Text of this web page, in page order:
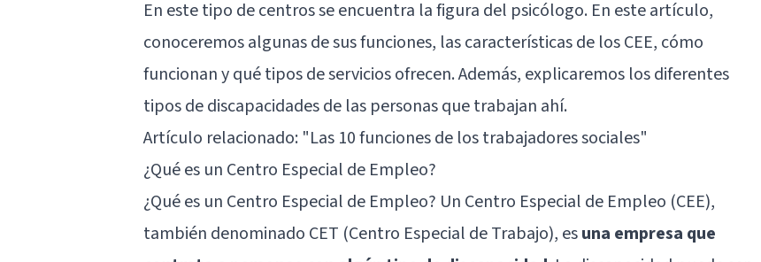
En este tipo de centros se encuentra la figura del psicólogo. En este artículo,
conoceremos algunas de sus funciones, las características de los CEE, cómo
funcionan y qué tipos de servicios ofrecen. Además, explicaremos los diferentes
tipos de discapacidades de las personas que trabajan ahí.
Artículo relacionado: "Las 10 funciones de los trabajadores sociales"
¿Qué es un Centro Especial de Empleo?
¿Qué es un Centro Especial de Empleo? Un Centro Especial de Empleo (CEE),
también denominado CET (Centro Especial de Trabajo), esuna empresa que